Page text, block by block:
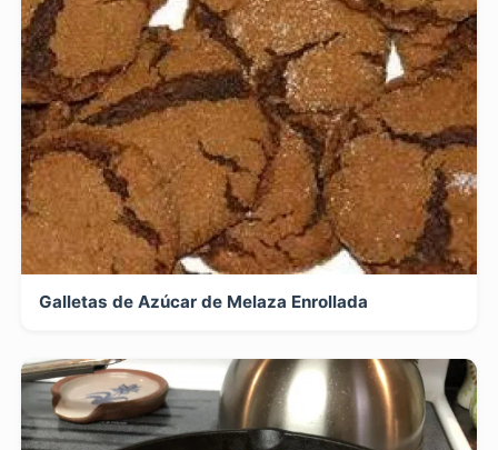
Galletas de Azúcar de Melaza Enrollada